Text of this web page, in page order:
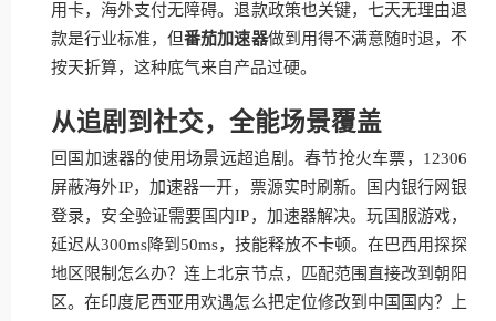
用卡，海外支付无障碍。退款政策也关键，七天无理由退
款是行业标准，但番茄加速器做到用得不满意随时退，不
按天折算，这种底气来自产品过硬。
从追剧到社交，全能场景覆盖
回国加速器的使用场景远超追剧。春节抢火车票，12306
屏蔽海外IP，加速器一开，票源实时刷新。国内银行网银
登录，安全验证需要国内IP，加速器解决。玩国服游戏，
延迟从300ms降到50ms，技能释放不卡顿。在巴西用探探
地区限制怎么办？连上北京节点，匹配范围直接改到朝阳
区。在印度尼西亚用欢遇怎么把定位修改到中国国内？上